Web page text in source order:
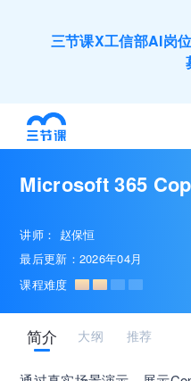
三节课X工信部AI岗
全员AI应用难落地？
200+门DeepSeek应
培训人只给员工找学习
出海业务到底要落地哪
扶持政策
Microsoft 365
讲师： 赵保恒
最后更新：2026年04月
课程难度
简介 大纲 推荐